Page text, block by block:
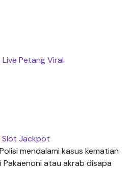
Petang Viral
Slot Jackpot
Polisi mendalami kasus kematian
Pakaenoni atau akrab disapa